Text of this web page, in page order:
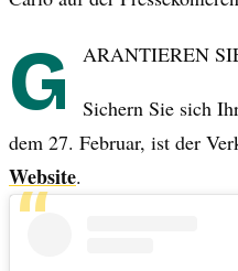
G ARANTIEREN
Sichern Sie sich
dem 27. Februar, ist der
Website.